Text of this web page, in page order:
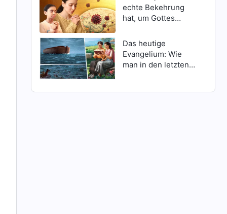
echte Bekehrung
hat, um Gottes
Katastrophen zu
erlangen?
Das heutige
Evangelium: Wie
man in den letzten